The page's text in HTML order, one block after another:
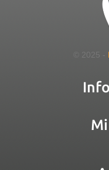
© 2025 -